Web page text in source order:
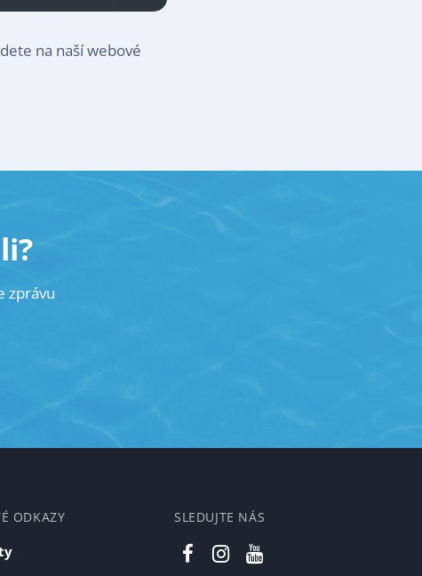
na naší webové
zprávu
ODKAZY SLEDUJTE NÁS